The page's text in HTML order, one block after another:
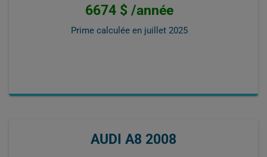
6674 $ /année
Prime calculée en juillet 2025
AUDI A8 2008